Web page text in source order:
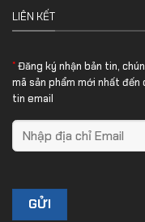
LIÊN KẾT
*Đăng ký nhận bản tin,
mã sản phẩm mới nhất
tin email